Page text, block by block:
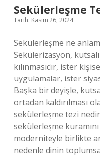
Sekülerleşme
Tarih: Kasım 26, 2024
Sekülerleşme ne
Sekülerizasyon,
kılınmasıdır, ister
uygulamalar, ister
Başka bir deyişle,
ortadan kaldırılması
sekülerleşme tezi
sekülerleşme
moderniteyle birlikte
nedenle dinin